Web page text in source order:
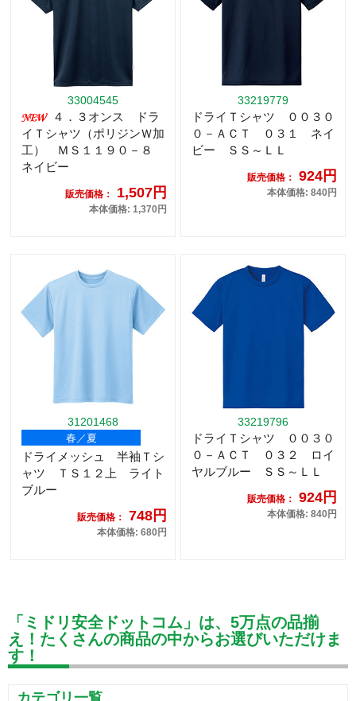
33004545
４．３オンス ドラ
イＴシャツ（ポリジンＷ加
工） ＭＳ１１９０－８
ネイビー
販売価格： 1,507円
本体価格: 1,370円
33219779
ドライＴシャツ ００３０
０－ＡＣＴ ０３１ ネイ
ビー ＳＳ～ＬＬ
販売価格： 924円
本体価格: 840円
31201468
春／夏
ドライメッシュ 半袖Ｔシ
ャツ ＴＳ１２上 ライト
ブルー
販売価格： 748円
本体価格: 680円
33219796
ドライＴシャツ ００３０
０－ＡＣＴ ０３２ ロイ
ヤルブルー ＳＳ～ＬＬ
販売価格： 924円
本体価格: 840円
「ミドリ安全ドットコム」は、5万点の品揃
え！たくさんの商品の中からお選びいただけま
す！
カテゴリ一覧